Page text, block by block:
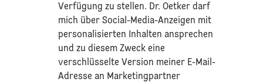
Verfügung zu stellen. Dr. Oetker darf
mich über Social-Media-Anzeigen mit
personalisierten Inhalten ansprechen
und zu diesem Zweck eine
verschlüsselte Version meiner E-Mail-
Adresse an Marketingpartner